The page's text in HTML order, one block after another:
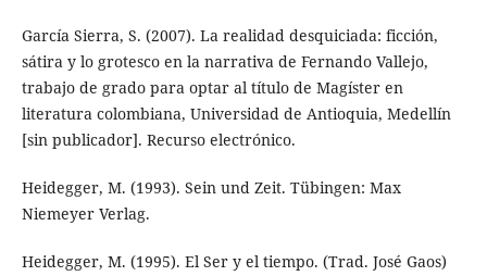
García Sierra, S. (2007). La realidad desquiciada: ficción,
sátira y lo grotesco en la narrativa de Fernando Vallejo,
trabajo de grado para optar al título de Magíster en
literatura colombiana, Universidad de Antioquia, Medellín
[sin publicador]. Recurso electrónico.
Heidegger, M. (1993). Sein und Zeit. Tübingen: Max
Niemeyer Verlag.
Heidegger, M. (1995). El Ser y el tiempo. (Trad. José Gaos)